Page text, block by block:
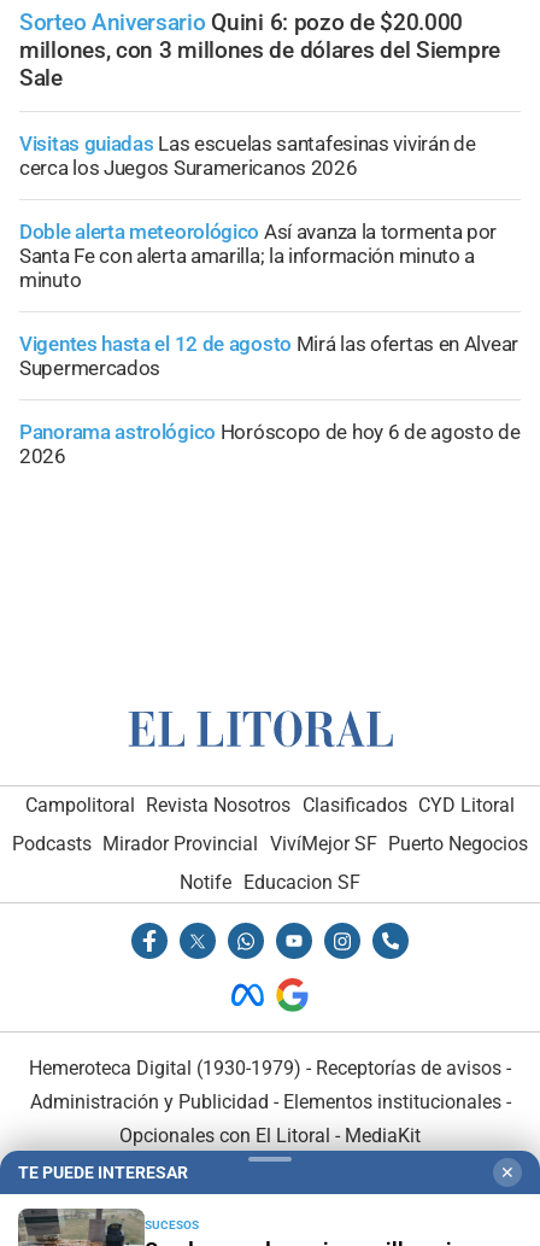
Sorteo Aniversario Quini 6: pozo de $20.000
millones, con 3 millones de dólares del Siempre
Sale
Visitas guiadas Las escuelas santafesinas vivirán de
cerca los Juegos Suramericanos 2026
Doble alerta meteorológico Así avanza la tormenta por
Santa Fe con alerta amarilla; la información minuto a
minuto
Vigentes hasta el 12 de agosto Mirá las ofertas en Alvear
Supermercados
Panorama astrológico Horóscopo de hoy 6 de agosto de
2026
Campolitoral Revista Nosotros Clasificados CYD Litoral
Podcasts Mirador Provincial VivíMejor SF Puerto Negocios
Notife Educacion SF
Hemeroteca Digital (1930-1979) - Receptorías de avisos -
Administración y Publicidad - Elementos institucionales-
Opcionales con El Litoral - MediaKit
TE PUEDE INTERESAR ✕
SUCESOS